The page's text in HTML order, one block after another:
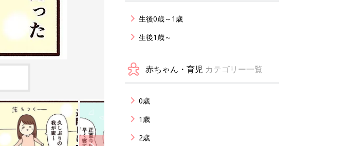
生後0歳～1歳
生後1歳～
赤ちゃん・育児 カテゴリー一覧
0歳
1歳
2歳